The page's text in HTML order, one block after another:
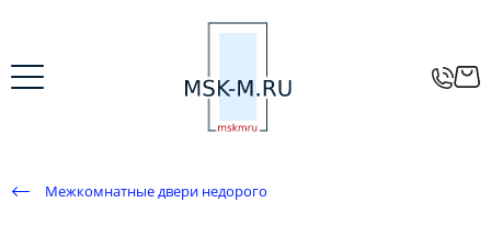
Межкомнатные двери недорого